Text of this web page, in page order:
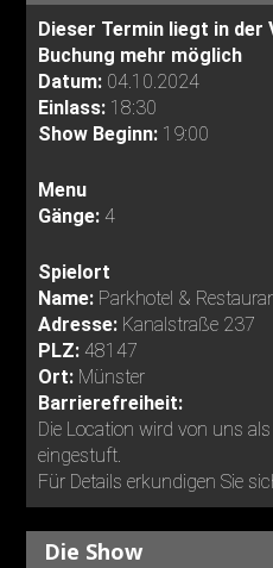
Dieser Termin liegt in der
Buchung mehr möglich
Datum: 04.10.2024
Einlass: 18:30
Show Beginn: 19:00
Menu
Gänge: 4
Spielort
Name: Parkhotel &
Adresse: Kanalstraße 237
PLZ: 48147
Ort: Münster
Barrierefreiheit:
Die Location wird von uns als
eingestuft.
Für Details erkundigen Sie
Die Show